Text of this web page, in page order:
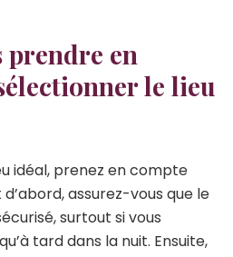
prendre en
le lieu
idéal, prenez en compte
assurez-vous que le
surtout si vous
tard dans la nuit. Ensuite,